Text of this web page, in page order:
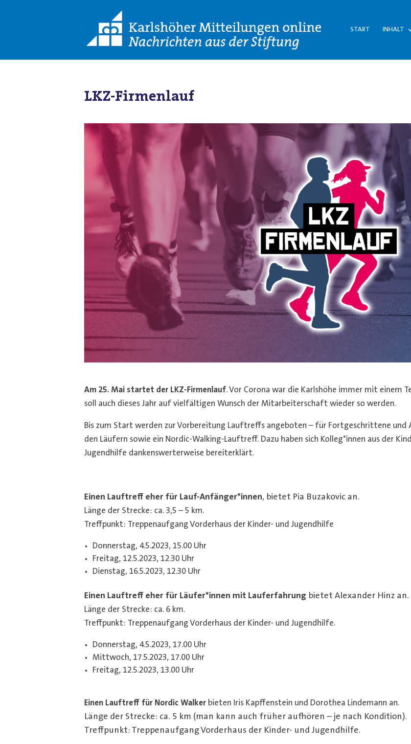
START INHALT
LKZ-Firmenlauf
Am 25. Mai startet der LKZ-Firmenlauf. Vor Corona war die Karlshöhe immer mit einem
soll auch dieses Jahr auf vielfältigen Wunsch der Mitarbeiterschaft wieder so werden.
Bis zum Start werden zur Vorbereitung Lauftreffs angeboten – für Fortgeschrittene und
den Läufern sowie ein Nordic-Walking-Lauftreff. Dazu haben sich Kolleg*innen aus der
Jugendhilfe dankenswerterweise bereiterklärt.
Einen Lauftreff eher für Lauf-Anfänger*innen, bietet Pia Buzakovic an.
Länge der Strecke: ca. 3,5 – 5 km.
Treffpunkt: Treppenaufgang Vorderhaus der Kinder- und Jugendhilfe
Donnerstag, 4.5.2023, 15.00 Uhr
Freitag, 12.5.2023, 12.30 Uhr
Dienstag, 16.5.2023, 12.30 Uhr
Einen Lauftreff eher für Läufer*innen mit Lauferfahrung bietet Alexander Hinz an.
Länge der Strecke: ca. 6 km.
Treffpunkt: Treppenaufgang Vorderhaus der Kinder- und Jugendhilfe.
Donnerstag, 4.5.2023, 17.00 Uhr
Mittwoch, 17.5.2023, 17.00 Uhr
Freitag, 12.5.2023, 13.00 Uhr
Einen Lauftreff für Nordic Walker bieten Iris Kapffenstein und Dorothea Lindemann an.
Länge der Strecke: ca. 5 km (man kann auch früher aufhören – je nach Kondition).
Treffpunkt: Treppenaufgang Vorderhaus der Kinder- und Jugendhilfe.